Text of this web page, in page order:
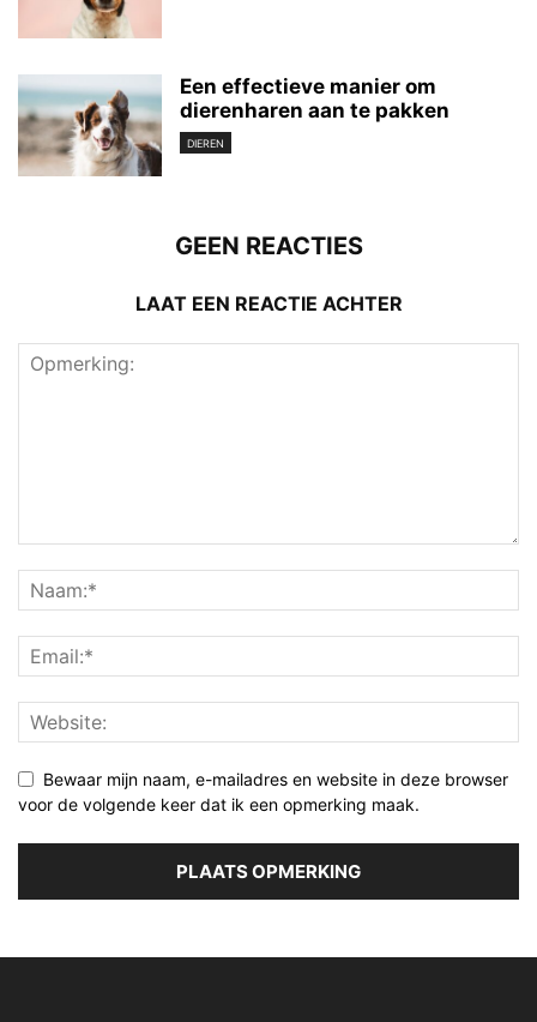
Een effectieve manier om
dierenharen aan te pakken
DIEREN
GEEN REACTIES
LAAT EEN REACTIE ACHTER
Bewaar mijn naam, e-mailadres en website in deze browser
voor de volgende keer dat ik een opmerking maak.